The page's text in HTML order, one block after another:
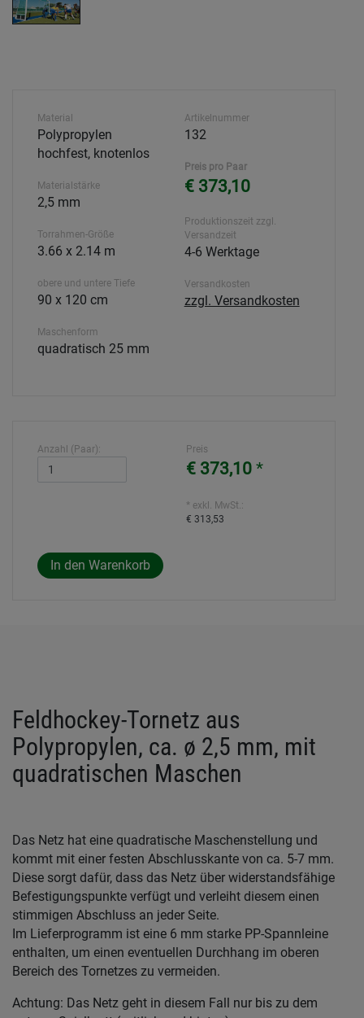
Material
Polypropylen
hochfest, knotenlos
Materialstärke
2,5 mm
Torrahmen-Größe
3.66 x 2.14 m
obere und untere Tiefe
90 x 120 cm
Maschenform
quadratisch 25 mm
Artikelnummer
132
Preis pro Paar
€ 373,10
Produktionszeit zzgl.
Versandzeit
4-6 Werktage
Versandkosten
zzgl. Versandkosten
Anzahl (Paar): Preis
€ 373,10 *
* exkl. MwSt.:
€ 313,53
Feldhockey-Tornetz aus
Polypropylen, ca. ø 2,5 mm, mit
quadratischen Maschen
Das Netz hat eine quadratische Maschenstellung und
kommt mit einer festen Abschlusskante von ca. 5-7 mm.
Diese sorgt dafür, dass das Netz über widerstandsfähige
Befestigungspunkte verfügt und verleiht diesem einen
stimmigen Abschluss an jeder Seite.
Im Lieferprogramm ist eine 6 mm starke PP-Spannleine
enthalten, um einen eventuellen Durchhang im oberen
Bereich des Tornetzes zu vermeiden.
Achtung: Das Netz geht in diesem Fall nur bis zu dem